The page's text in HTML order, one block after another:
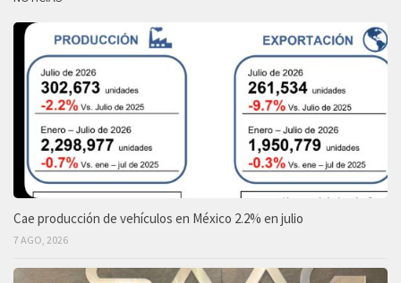
Cae producción de vehículos en México 2.2% en julio
7 AGO, 2026